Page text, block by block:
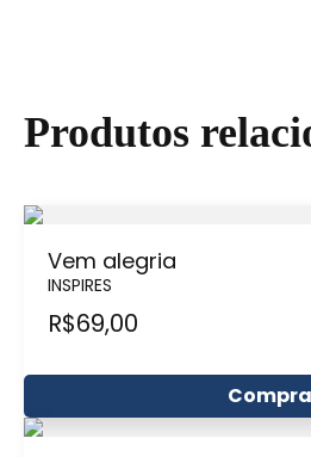
Produtos
Vem alegria
INSPIRES
R$69,00